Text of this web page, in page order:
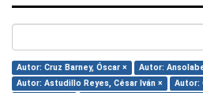
Autor: Cruz Barney, Óscar ×
Autor:
Autor: Astudillo Reyes, César Iván ×
Autor: